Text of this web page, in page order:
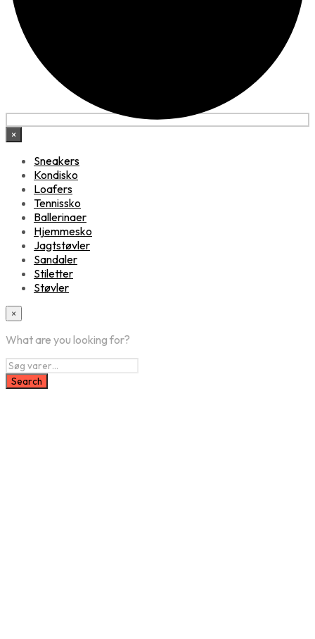
×
Sneakers
Kondisko
Loafers
Tennissko
Ballerinaer
Hjemmesko
Jagtstøvler
Sandaler
Stiletter
Støvler
×
What are you looking for?